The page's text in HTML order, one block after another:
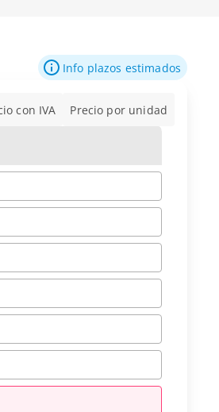
Info plazos estimados
con IVA Precio por unidad